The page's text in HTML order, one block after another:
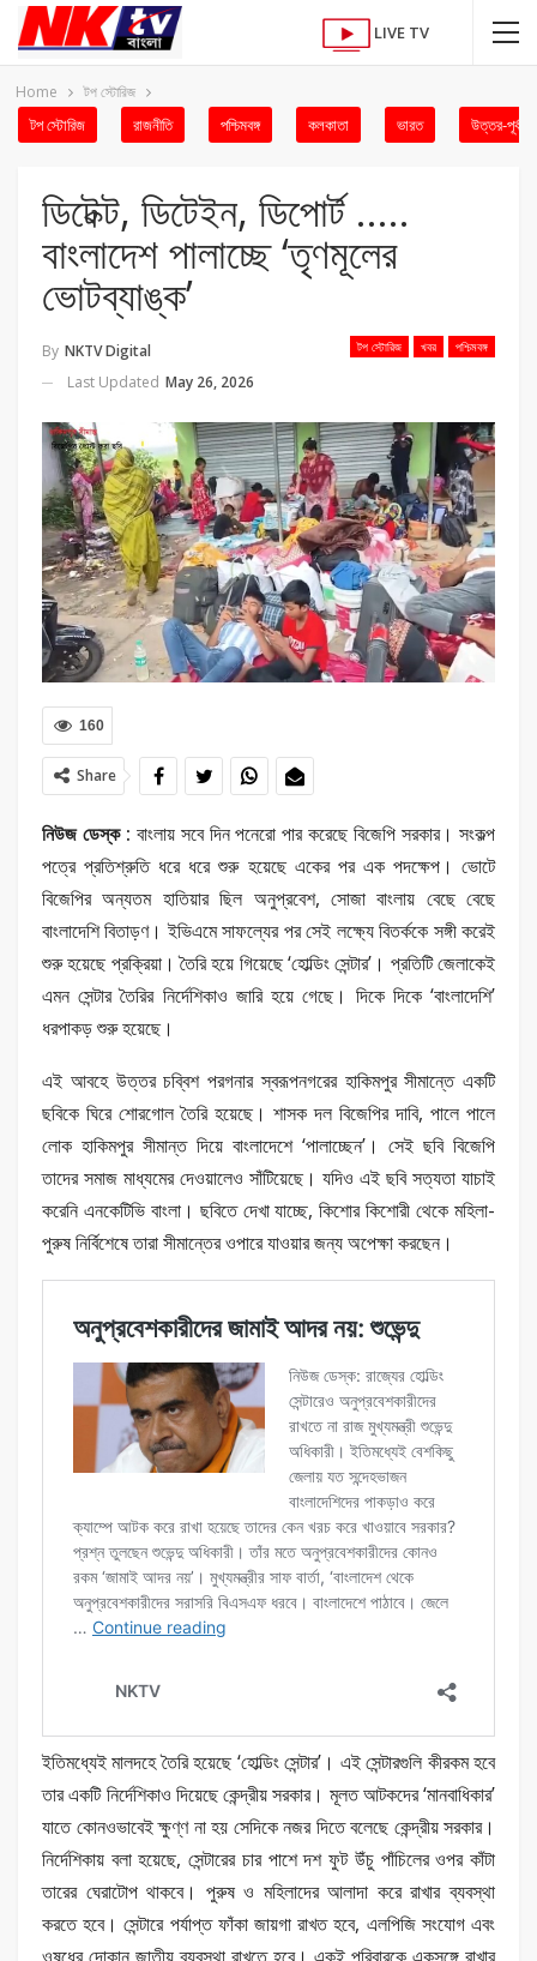
LIVE TV
Home টপ স্টোরিজ
টপ স্টোরিজ রাজনীতি পশ্চিমবঙ্গ কলকাতা ভারত উত্তর-পূর্ব
ডিটেক্ট, ডিটেইন, ডিপোর্ট …..
বাংলাদেশ পালাচ্ছে ‘তৃণমূলের
ভোটব্যাঙ্ক’
টপ স্টোরিজ খবর পশ্চিমবঙ্গ
By NKTV Digital
Last Updated May 26, 2026
160
Share
নিউজ ডেস্ক : বাংলায় সবে দিন পনেরো পার করেছে বিজেপি সরকার। সংকল্প
পত্রে প্রতিশ্রুতি ধরে ধরে শুরু হয়েছে একের পর এক পদক্ষেপ। ভোটে
বিজেপির অন্যতম হাতিয়ার ছিল অনুপ্রবেশ, সোজা বাংলায় বেছে বেছে
বাংলাদেশি বিতাড়ণ। ইভিএমে সাফল্যের পর সেই লক্ষ্যে বিতর্ককে সঙ্গী করেই
শুরু হয়েছে প্রক্রিয়া। তৈরি হয়ে গিয়েছে ‘হোল্ডিং সেন্টার’। প্রতিটি জেলাকেই
এমন সেন্টার তৈরির নির্দেশিকাও জারি হয়ে গেছে। দিকে দিকে ‘বাংলাদেশি’
ধরপাকড় শুরু হয়েছে।
এই আবহে উত্তর চব্বিশ পরগনার স্বরূপনগরের হাকিমপুর সীমান্তে একটি
ছবিকে ঘিরে শোরগোল তৈরি হয়েছে। শাসক দল বিজেপির দাবি, পালে পালে
লোক হাকিমপুর সীমান্ত দিয়ে বাংলাদেশে ‘পালাচ্ছেন’। সেই ছবি বিজেপি
তাদের সমাজ মাধ্যমের দেওয়ালেও সাঁটিয়েছে। যদিও এই ছবি সত্যতা যাচাই
করেনি এনকেটিভি বাংলা। ছবিতে দেখা যাচ্ছে, কিশোর কিশোরী থেকে মহিলা-
পুরুষ নির্বিশেষে তারা সীমান্তের ওপারে যাওয়ার জন্য অপেক্ষা করছেন।
ইতিমধ্যেই মালদহে তৈরি হয়েছে ‘হোল্ডিং সেন্টার’। এই সেন্টারগুলি কীরকম হবে
তার একটি নির্দেশিকাও দিয়েছে কেন্দ্রীয় সরকার। মূলত আটকদের ‘মানবাধিকার’
যাতে কোনওভাবেই ক্ষুণ্ণ না হয় সেদিকে নজর দিতে বলেছে কেন্দ্রীয় সরকার।
নির্দেশিকায় বলা হয়েছে, সেন্টারের চার পাশে দশ ফুট উঁচু পাঁচিলের ওপর কাঁটা
তারের ঘেরাটোপ থাকবে। পুরুষ ও মহিলাদের আলাদা করে রাখার ব্যবস্থা
করতে হবে। সেন্টারে পর্যাপ্ত ফাঁকা জায়গা রাখত হবে, এলপিজি সংযোগ এবং
ওষুধের দোকান জাতীয় ব্যবস্থা রাখতে হবে। একই পরিবারকে একসঙ্গে রাখার